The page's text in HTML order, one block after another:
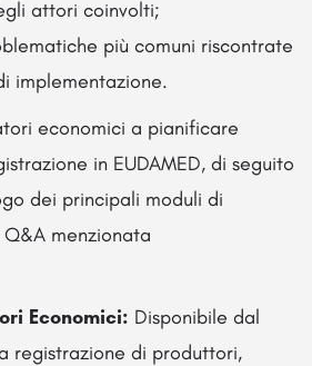
attori coinvolti;
più comuni riscontrate
implementazione.
economici a pianificare
in EUDAMED, di seguito
dei principali moduli di
Q&A menzionata
Economici: Disponibile dal
registrazione di produttori,